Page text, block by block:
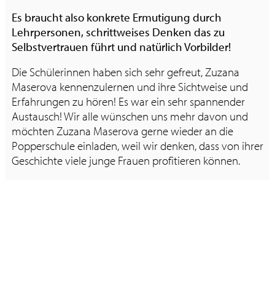
Es braucht also konkrete Ermutigung durch
Lehrpersonen, schrittweises Denken das zu
Selbstvertrauen führt und natürlich Vorbilder!
Die Schülerinnen haben sich sehr gefreut, Zuzana
Maserova kennenzulernen und ihre Sichtweise und
Erfahrungen zu hören! Es war ein sehr spannender
Austausch! Wir alle wünschen uns mehr davon und
möchten Zuzana Maserova gerne wieder an die
Popperschule einladen, weil wir denken, dass von ihrer
Geschichte viele junge Frauen profitieren können.